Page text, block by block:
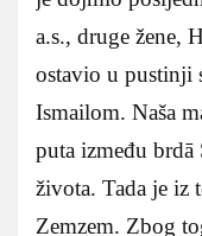
a.s., druge žene,
ostavio u pustinji
Ismailom. Naša
puta između brdā
života. Tada je iz
Zemzem. Zbog